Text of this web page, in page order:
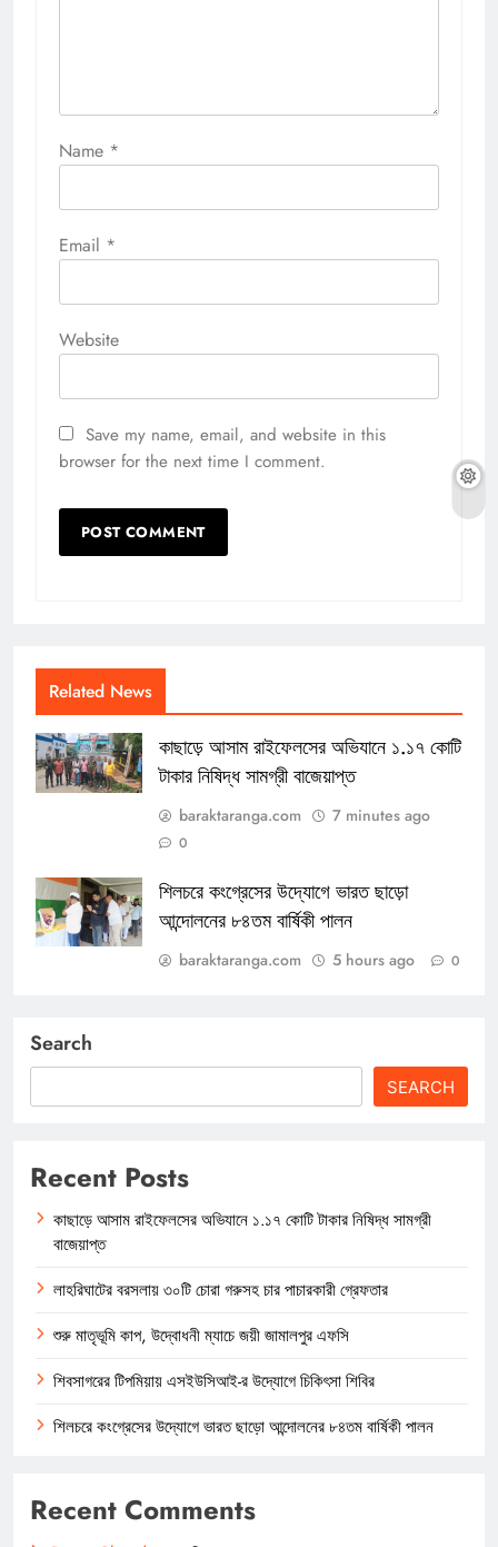
Name *
Email *
Website
Save my name, email, and website in this
browser for the next time I comment.
Related News
কাছাড়ে আসাম রাইফেলসের অভিযানে ১.১৭ কোটি
টাকার নিষিদ্ধ সামগ্রী বাজেয়াপ্ত
baraktaranga.com 7 minutes ago
0
শিলচরে কংগ্রেসের উদ্যোগে ভারত ছাড়ো
আন্দোলনের ৮৪তম বার্ষিকী পালন
baraktaranga.com 5 hours ago 0
Search
SEARCH
Recent Posts
কাছাড়ে আসাম রাইফেলসের অভিযানে ১.১৭ কোটি টাকার নিষিদ্ধ সামগ্রী
বাজেয়াপ্ত
লাহরিঘাটের বরসলায় ৩০টি চোরা গরুসহ চার পাচারকারী গ্রেফতার
শুরু মাতৃভূমি কাপ, উদ্বোধনী ম্যাচে জয়ী জামালপুর এফসি
শিবসাগরের টিপমিয়ায় এসইউসিআই-র উদ্যোগে চিকিৎসা শিবির
শিলচরে কংগ্রেসের উদ্যোগে ভারত ছাড়ো আন্দোলনের ৮৪তম বার্ষিকী পালন
Recent Comments